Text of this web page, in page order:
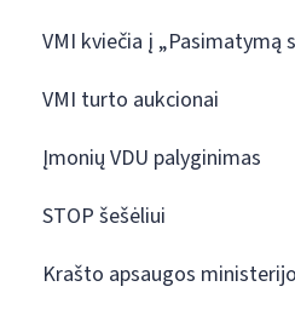
VMI kviečia į „Pasimatymą
VMI turto aukcionai
Įmonių VDU palyginimas
STOP šešėliui
Krašto apsaugos